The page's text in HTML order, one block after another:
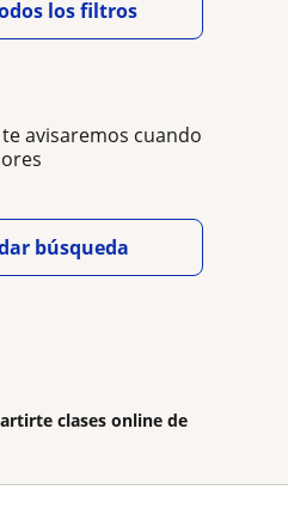
los filtros
avisaremos cuando
búsqueda
clases online de